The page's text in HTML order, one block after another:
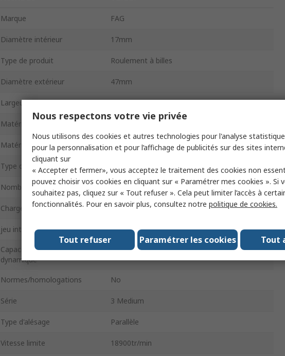
Marque FAG
Diamètre intérieur 17mm
Type de produit Roulement à billes
Diamètre extérieur 47mm
Largeur de bague 14mm
Matériau de la cage
Matériau de la bille Acier
Type de terminaison Double blindage
Nombre de rangées 1
Charge statique nominale 6.5kN
jeu interne C3
Capacité de charge
dynamique
Normes/homologations No
Série 3 Medium
Type d'alésage Parallèle
Vitesse limite 18900tr/min
Nous respectons votre vie privée
Nous utilisons des cookies et autres technologies pour l'analyse
pour la personnalisation et pour l’affichage de publicités sur des sites
cliquant sur
« Accepter et fermer», vous acceptez le traitement des cookies non
pouvez choisir vos cookies en cliquant sur « Paramétrer mes cookies ». Si
souhaitez pas, cliquez sur « Tout refuser ». Cela peut limiter l’accès à
fonctionnalités. Pour en savoir plus, consultez notre politique de cookies.
Tout
Paramétrer les cookies
Tout refuser